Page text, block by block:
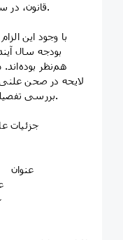
قانون، در سال ۱۴۰۵ نیز باید استمرار داشته باشد.
هم‌نظر
لایحه در صحن
بررسی تفصیلی بودجه از هفته آینده آغاز خواهد شد.
📌 جزئیات
عنوان